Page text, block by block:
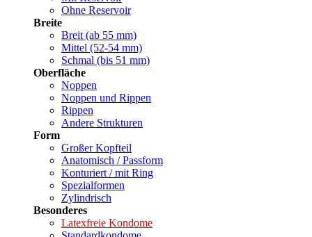
Ohne Reservoir
Breite
Breit (ab 55 mm)
Mittel (52-54 mm)
Schmal (bis 51 mm)
Oberfläche
Noppen
Noppen und Rippen
Rippen
Andere Strukturen
Form
Großer Kopfteil
Anatomisch / Passform
Konturiert / mit Ring
Spezialformen
Zylindrisch
Besonderes
Latexfreie Kondome